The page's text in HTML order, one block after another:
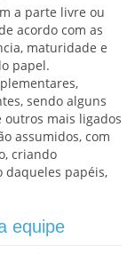
a parte livre ou
acordo com as
maturidade e
papel.
sendo alguns
mais ligados
assumidos, com
criando
daqueles papéis,
equipe